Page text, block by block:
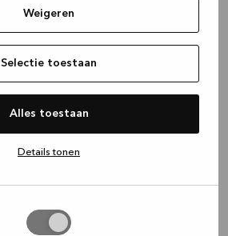
Weigeren
Selectie toestaan
Alles toestaan
Details tonen
(see the browser console for more
information).